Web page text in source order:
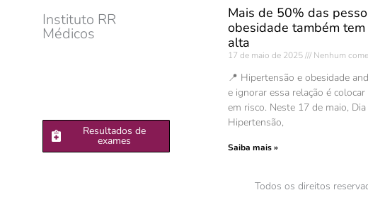
Mais de 50% das
obesidade também
alta
17 de maio de 2025 Nenhum
📍 Hipertensão e obesidade
e ignorar essa relação é
em risco. Neste 17 de maio,
Hipertensão,
Saiba mais »
Todos os direitos
Instituto RR
Médicos
Resultados de
exames